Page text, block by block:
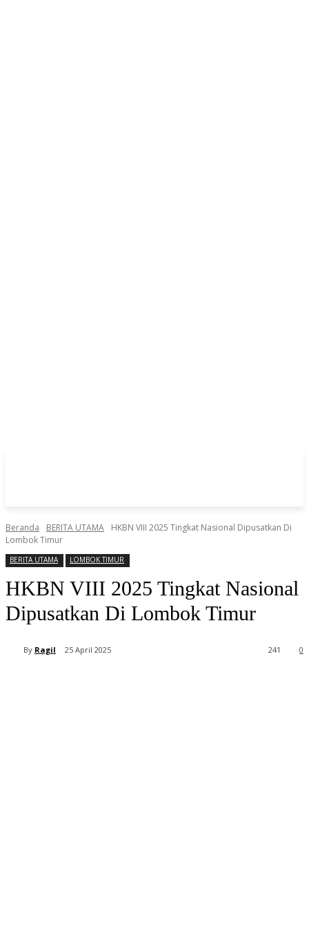
Beranda BERITA UTAMA
HKBN VIII 2025 Tingkat Nasional Dipusatkan Di
Lombok Timur
BERITA UTAMA LOMBOK TIMUR
HKBN VIII 2025 Tingkat Nasional
Dipusatkan Di Lombok Timur
By Ragil 25 April 2025 0
241